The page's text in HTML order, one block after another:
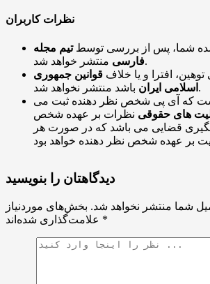
نظرات کاربران
شما، پس از بررسی توسطتیم مجله
فارسیمنتشر خواهد شد.
افترا و یا خلاف قوانین جمهوری
اسلامی ایران باشد منتشر نخواهد شد.
است که آی پی شخص نظر دهنده ثبت می
های حقوقی نظرات بر عهده شخص
قضایی می باشد که در صورت هر
دیدگاهتان را بنویسید
شما منتشر نخواهد شد. بخش‌های موردنیاز
*